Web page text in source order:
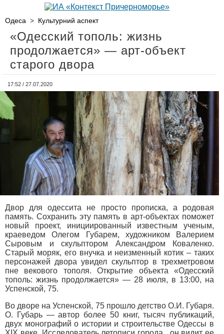
Одеса > Культурний аспект
«Одесский тополь: жизнь
продолжается» — арт-объект
старого двора
17:52 / 27.07.2020
Двор для одессита не просто прописка, а родовая
память. Сохранить эту память в арт-объектах поможет
новый проект, инициированный известным ученым,
краеведом Олегом Губарем, художником Валерием
Сыровым и скульптором Александром Коваленко.
Старый моряк, его внучка и неизменный котик – таких
персонажей двора увидел скульптор в трехметровом
пне векового тополя. Открытие объекта «Одесский
тополь: жизнь продолжается» — 28 июля, в 13:00, на
Успенской, 75.
Во дворе на Успенской, 75 прошло детство О.И. Губаря.
О. Губарь — автор более 50 книг, тысяч публикаций,
двух монографий о истории и строительстве Одессы в